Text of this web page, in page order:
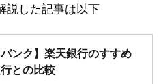
説した記事は以下
バンク】楽天銀行のすすめ
との比較